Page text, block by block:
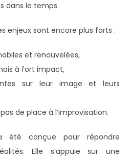
dans le temps.
enjeux sont encore plus forts :
et renouvelées,
à fort impact,
sur leur image et leurs
de place à l’improvisation.
a été conçue pour répondre
Elle s’appuie sur une